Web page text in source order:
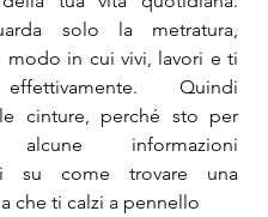
solo la metratura,
modo in cui vivi, lavori e ti
Quindi
cinture, perché sto per
alcune informazioni
su come trovare una
che ti calzi a pennello